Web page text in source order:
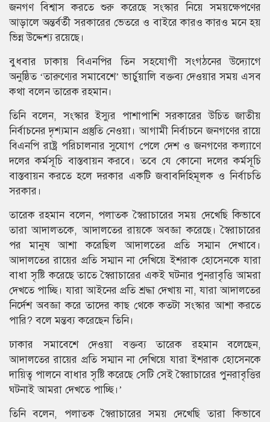
জনগণ বিশ্বাস করতে শুরু করেছে সংস্কার নিয়ে সময়ক্ষেপণের
আড়ালে অন্তর্বর্তী সরকারের ভেতরে ও বাইরে কারও কারও মনে হয়
ভিন্ন উদ্দেশ্য রয়েছে।
বুধবার ঢাকায় বিএনপির তিন সহযোগী সংগঠনের উদ্যোগে
অনুষ্ঠিত ‘তারুণ্যের সমাবেশে’ ভার্চুয়ালি বক্তব্য দেওয়ার সময় এসব
কথা বলেন তারেক রহমান।
তিনি বলেন, সংস্কার ইস্যুর পাশাপাশি সরকারের উচিত জাতীয়
নির্বাচনের দৃশ্যমান প্রস্তুতি নেওয়া। আগামী নির্বাচনে জনগণের রায়ে
বিএনপি রাষ্ট্র পরিচালনার সুযোগ পেলে দেশ ও জনগণের কল্যাণে
দলের কর্মসূচি বাস্তবায়ন করবে। তবে যে কোনো দলের কর্মসূচি
বাস্তবায়ন করতে হলে দরকার একটি জবাবদিহিমূলক ও নির্বাচতি
সরকার।
তারেক রহমান বলেন, পলাতক স্বৈরাচারের সময় দেখেছি কিভাবে
তারা আদালতকে, আদালতের রায়কে অবজ্ঞা করেছে। স্বৈরাচারের
পর মানুষ আশা করেছিল আদালতের প্রতি সম্মান দেখাবে।
আদালতের রায়ের প্রতি সম্মান না দেখিয়ে ইশরাক হোসেনকে যারা
বাধা সৃষ্টি করেছে তাতে স্বৈরাচারের একই ঘটনার পুনরাবৃত্তি আমরা
দেখতে পাচ্ছি। যারা আইনের প্রতি শ্রদ্ধা দেখায় না, যারা আদালতের
নির্দেশ অবজ্ঞা করে তাদের কাছ থেকে কতটা সংস্কার আশা করতে
পারি? বলে মন্তব্য করেছেন তিনি।
ঢাকার সমাবেশে দেওয়া বক্তব্য তারেক রহমান বলেছেন,
আদালতের রায়ের প্রতি সম্মান না দেখিয়ে যারা ইশরাক হোসেনকে
দায়িত্ব পালনে বাধার সৃষ্টি করেছে সেটি সেই স্বৈরাচারের পুনরাবৃত্তির
ঘটনাই আমরা দেখতে পাচ্ছি।’
তিনি বলেন, পলাতক স্বৈরাচারের সময় দেখেছি তারা কিভাবে